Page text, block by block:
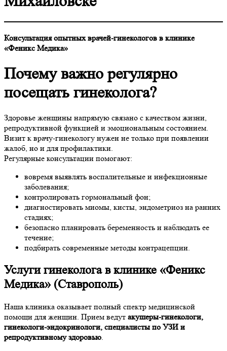
Консультация опытных врачей-гинекологов в клинике
«Феникс Медика»
Почему важно регулярно
посещать гинеколога?
Здоровье женщины напрямую связано с качеством жизни,
репродуктивной функцией и эмоциональным состоянием.
Визит к врачу-гинекологу нужен не только при появлении
жалоб, но и для профилактики.
Регулярные консультации помогают:
вовремя выявлять воспалительные и инфекционные
заболевания;
контролировать гормональный фон;
диагностировать миомы, кисты, эндометриоз на ранних
стадиях;
безопасно планировать беременность и наблюдать ее
течение;
подбирать современные методы контрацепции.
Услуги гинеколога в клинике «Феникс
Медика» (Ставрополь)
Наша клиника оказывает полный спектр медицинской
помощи для женщин. Прием ведут акушеры-гинекологи,
гинекологи-эндокринологи, специалисты по УЗИ и
репродуктивному здоровью.